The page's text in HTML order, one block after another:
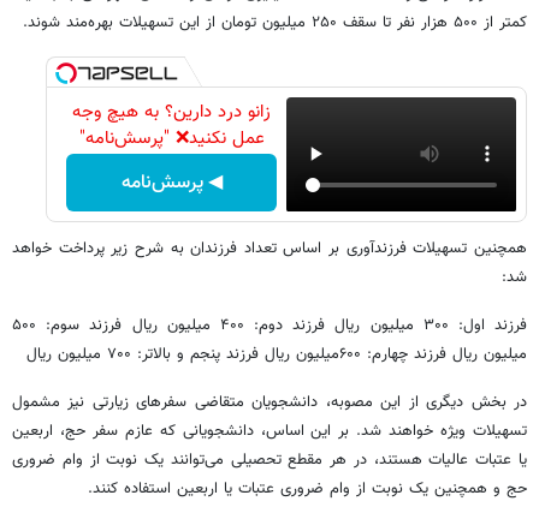
کمتر از ۵۰۰ هزار نفر تا سقف ۲۵۰ میلیون تومان از این تسهیلات بهره‌مند شوند.
زانو درد دارین؟ به هیچ وجه
عمل نکنید❌ "پرسش‌نامه"
◀ پرسش‌نامه
همچنین تسهیلات فرزندآوری بر اساس تعداد فرزندان به شرح زیر پرداخت خواهد
شد:
فرزند اول: ۳۰۰ میلیون ریال فرزند دوم: ۴۰۰ میلیون ریال فرزند سوم: ۵۰۰
میلیون ریال فرزند چهارم: ۶۰۰میلیون ریال فرزند پنجم و بالاتر: ۷۰۰ میلیون ریال
در بخش دیگری از این مصوبه، دانشجویان متقاضی سفرهای زیارتی نیز مشمول
تسهیلات ویژه خواهند شد. بر این اساس، دانشجویانی که عازم سفر حج، اربعین
یا عتبات عالیات هستند، در هر مقطع تحصیلی می‌توانند یک نوبت از وام ضروری
حج و همچنین یک نوبت از وام ضروری عتبات یا اربعین استفاده کنند.